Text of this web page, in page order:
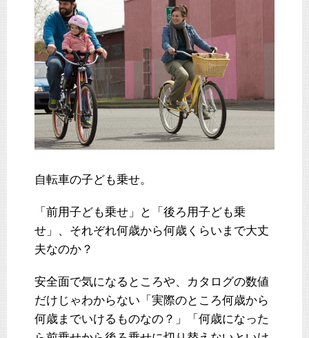
自転車の子ども乗せ。
「前用子ども乗せ」と「後ろ用子ども乗
せ」、それぞれ何歳から何歳くらいまで大丈
夫なのか？
安全面で気になるところや、カタログの数値
だけじゃわからない「実際のところ何歳から
何歳までいけるものなの？」「何歳になった